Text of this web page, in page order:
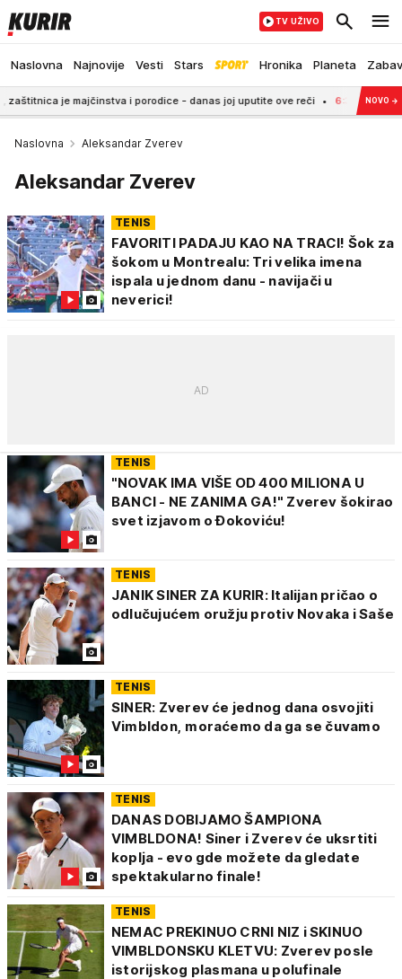
Naslovna Najnovije Vesti Stars Hronika Planeta
TV UŽIVO
je majčinstva i porodice - danas joj uputite ove reči 6:38 Marija je imala 3
NOVO →
Naslovna Aleksandar Zverev
Aleksandar Zverev
TENIS
FAVORITI PADAJU KAO NA TRACI! Šok za
šokom u Montrealu: Tri velika imena
ispala u jednom danu - navijači u
neverici!
TENIS
"NOVAK IMA VIŠE OD 400 MILIONA U
BANCI - NE ZANIMA GA!" Zverev šokirao
svet izjavom o Đokoviću!
TENIS
JANIK SINER ZA KURIR: Italijan pričao o
odlučujućem oružju protiv Novaka i Saše
TENIS
SINER: Zverev će jednog dana osvojiti
Vimbldon, moraćemo da ga se čuvamo
TENIS
DANAS DOBIJAMO ŠAMPIONA
VIMBLDONA! Siner i Zverev će uksrtiti
koplja - evo gde možete da gledate
spektakularno finale!
TENIS
NEMAC PREKINUO CRNI NIZ i SKINUO
VIMBLDONSKU KLETVU: Zverev posle
istorijskog plasmana u polufinale